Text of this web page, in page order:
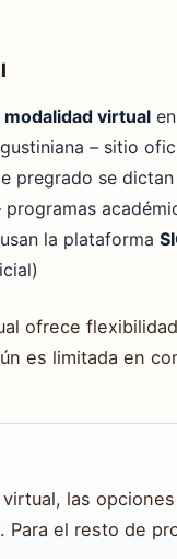
modalidad virtual
– sitio
pregrado se
programas
la plataforma
ofrece
es limitada en
virtual, las
Para el resto de